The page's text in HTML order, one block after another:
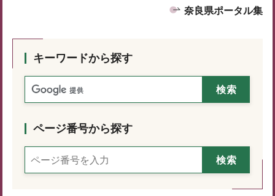
奈良県ポータル集
キーワードから探す
ページ番号から探す